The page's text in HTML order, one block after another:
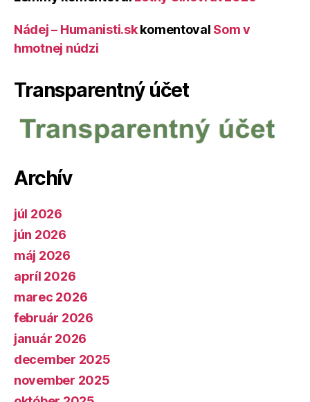
Nádej – Humanisti.skkomentoval Som v
hmotnej núdzi
Transparentný účet
Archív
júl 2026
jún 2026
máj 2026
apríl 2026
marec 2026
február 2026
január 2026
december 2025
november 2025